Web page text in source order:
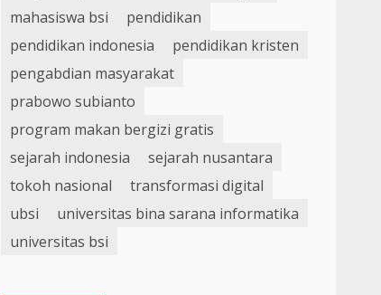
mahasiswa bsi
pendidikan
pendidikan indonesia
pendidikan kristen
pengabdian masyarakat
prabowo subianto
program makan bergizi gratis
sejarah indonesia
sejarah nusantara
tokoh nasional
transformasi digital
ubsi
universitas bina sarana informatika
universitas bsi